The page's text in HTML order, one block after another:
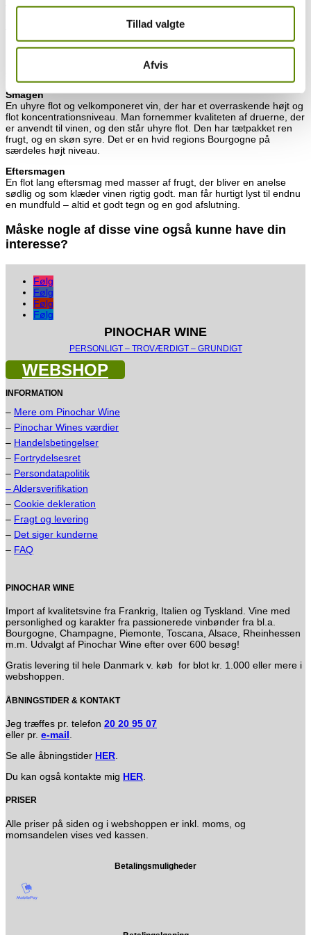
Tillad valgte
Afvis
Vinen i glasset
Smukt og krystalklar i glasset. Flot lys gylden farve med en svag
Duften
Klassisk Chardonnay – dufter virkelig godt! Æbler, ananas, kølig
Smagen
En uhyre flot og velkomponeret vin, der har et overraskende højt og
flot koncentrationsniveau. Man fornemmer kvaliteten af druerne, der
er anvendt til vinen, og den står uhyre flot. Den har tætpakket ren
frugt, og en skøn syre. Det er en hvid regions Bourgogne på
særdeles højt niveau.
Eftersmagen
En flot lang eftersmag med masser af frugt, der bliver en anelse
sødlig og som klæder vinen rigtig godt. man får hurtigt lyst til endnu
en mundfuld – altid et godt tegn og en god afslutning.
Måske nogle af disse vine også kunne have din
interesse?
Følg
Følg
Følg
Følg
PINOCHAR WINE
PERSONLIGT – TROVÆRDIGT – GRUNDIGT
WEBSHOP
INFORMATION
– Mere om Pinochar Wine
– Pinochar Wines værdier
– Handelsbetingelser
– Fortrydelsesret
– Persondatapolitik
– Aldersverifikation
– Cookie dekleration
– Fragt og levering
– Det siger kunderne
– FAQ
PINOCHAR WINE
Import af kvalitetsvine fra Frankrig, Italien og Tyskland. Vine med
personlighed og karakter fra passionerede vinbønder fra bl.a.
Bourgogne, Champagne, Piemonte, Toscana, Alsace, Rheinhessen
m.m. Udvalgt af Pinochar Wine efter over 600 besøg!
Gratis levering til hele Danmark v. køb for blot kr. 1.000 eller mere i
webshoppen.
ÅBNINGSTIDER & KONTAKT
Jeg træffes pr. telefon 20 20 95 07
eller pr. e-mail
Se alle åbningstider HER
Du kan også kontakte mig HER
PRISER
Alle priser på siden og i webshoppen er inkl. moms, og
momsandelen vises ved kassen.
Betalingsmuligheder